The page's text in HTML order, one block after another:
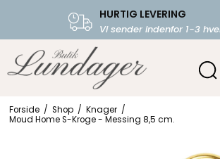
HURTIG LEVERING
Vi sender indenfor 1-3
FRI FRAGT OVER
Starter fra 39,-
Forside / Shop / Knager /
Moud Home S-Kroge - Messing 8,5 cm.